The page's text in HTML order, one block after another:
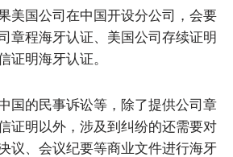
美国公司在中国开设分公司，会要
章程海牙认证、美国公司存续证明
证明海牙认证。
国的民事诉讼等，除了提供公司章
证明以外，涉及到纠纷的还需要对
议、会议纪要等商业文件进行海牙